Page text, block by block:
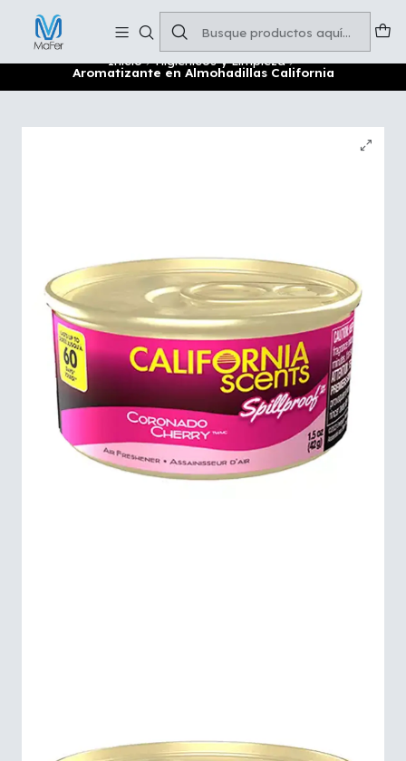
Inicio Higiénicos y Limpieza
Aromatizante en Almohadillas California